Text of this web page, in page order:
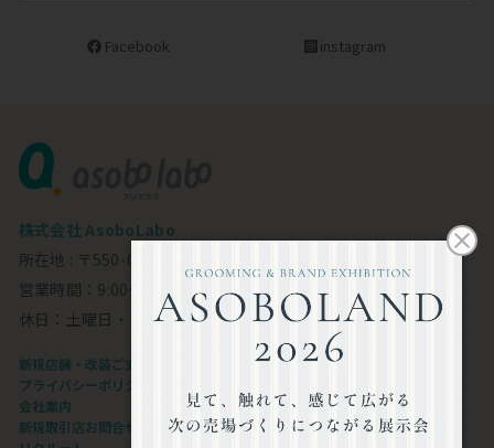
Facebook instagram
株式会社 AsoboLabo
所在地 : 〒550-0002 大阪市西区江戸堀1-23-11 6F
営業時間：9:00～18:00
休日：土曜日・日曜日・祝日
新規店舗・改装ご支援します
プライバシーポリシー
会社案内
新規取引店お問合せフォーム